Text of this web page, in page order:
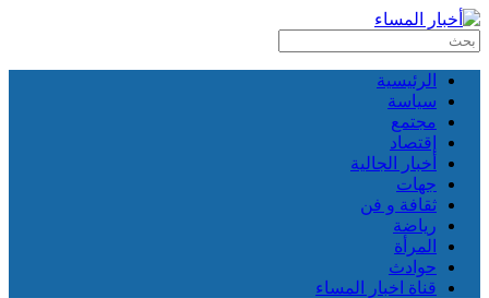
الرئيسية
سياسة
مجتمع
إقتصاد
أخبار الجالية
جهات
ثقافة و فن
رياضة
المرأة
حوادث
قناة اخبار المساء